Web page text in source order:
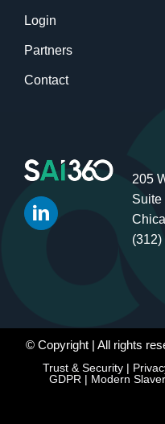
Login
Partners
Contact
205
Suite
© Copyright | All rights
Trust & Security |
GDPR | Modern